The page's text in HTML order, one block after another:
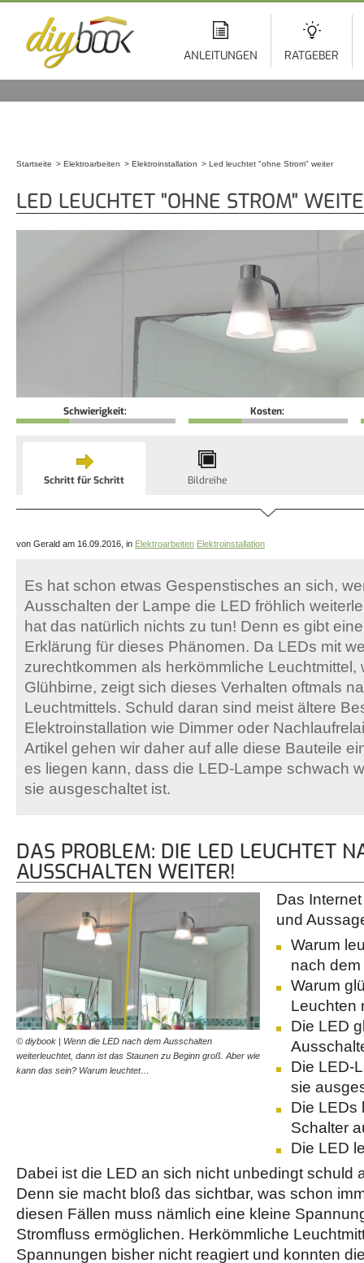
ANLEITUNGEN RATGEBER
Startseite Elektroarbeiten Elektroinstallation Led leuchtet "ohne Strom" weiter
LED LEUCHTET "OHNE STROM"
Schwierigkeit: Kosten:
Schritt für Schritt Bildreihe
von Gerald am 16.09.2016, in Elektroarbeiten Elektroinstallation
Es hat schon etwas Gespenstisches an sich,
Ausschalten der Lampe die LED fröhlich
hat das natürlich nichts zu tun! Denn es gibt
Erklärung für dieses Phänomen. Da LEDs mit
zurechtkommen als herkömmliche Leuchtmittel,
Glühbirne, zeigt sich dieses Verhalten oftmals
Leuchtmittels. Schuld daran sind meist ältere
Elektroinstallation wie Dimmer oder
Artikel gehen wir daher auf alle diese Bauteile
es liegen kann, dass die LED-Lampe schwach
sie ausgeschaltet ist.
DAS PROBLEM: DIE LED LEUCHTET
AUSSCHALTEN WEITER!
© diybook | Wenn die LED nach dem Ausschalten
weiterleuchtet, dann ist das Staunen zu Beginn groß. Aber wie
kann das sein? Warum leuchtet…
Das
und
Warum
nach
Warum
Leuchten
Die LED
Die LED-
sie
Die LEDs
Schalter
Die LED
Dabei ist die LED an sich nicht unbedingt schuld
Denn sie macht bloß das sichtbar, was schon
diesen Fällen muss nämlich eine kleine
Stromfluss ermöglichen. Herkömmliche
Spannungen bisher nicht reagiert und konnten